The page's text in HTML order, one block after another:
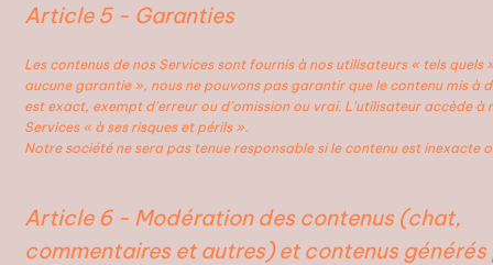
Article 5 - Garanties
Les contenus de nos Services sont fournis à nos utilisateurs « tels quels
aucune garantie », nous ne pouvons pas garantir que le contenu mis à
est exact, exempt d’erreur ou d’omission ou vrai. L’utilisateur accède à
Services « à ses risques et périls ».
Notre société ne sera pas tenue responsable si le contenu est inexacte
Article 6 - Modération des contenus (chat,
commentaires et autres) et contenus générés